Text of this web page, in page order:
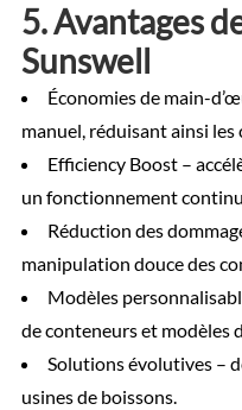
5. Avantages
Sunswell
Économies de main-
manuel, réduisant ainsi
Efficiency Boost –
un fonctionnement
Réduction des
manipulation douce des
Modèles
de conteneurs et modèles
Solutions évolutives –
usines de boissons.